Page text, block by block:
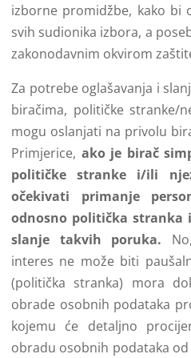
izborne promidžbe, kako bi
svih sudionika izbora, a
zakonodavnim okvirom
Za potrebe oglašavanja i
biračima, političke stranke/
mogu oslanjati na privolu
Primjerice, ako je birač
političke stranke i/ili
očekivati primanje
odnosno politička stranka
slanje takvih poruka.
interes ne može biti
(politička stranka) mora
obrade osobnih podataka
kojemu će detaljno
obradu osobnih podataka